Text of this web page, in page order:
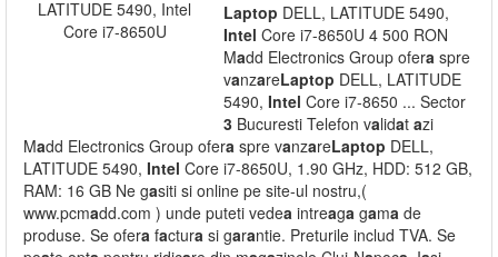
Laptop DELL, LATITUDE 5490,
Intel Core i7-8650U 4 500 RON
Madd Electronics Group ofera spre
vanzareLaptop DELL, LATITUDE
5490, Intel Core i7-8650 ... Sector
3 Bucuresti Telefon validat azi
Madd Electronics Group ofera spre vanzareLaptop DELL,
LATITUDE 5490, Intel Core i7-8650U, 1.90 GHz, HDD: 512 GB,
RAM: 16 GB Ne gasiti si online pe site-ul nostru,(
www.pcmadd.com ) unde puteti vedea intreaga gama de
produse. Se ofera factura si garantie. Preturile includ TVA. Se